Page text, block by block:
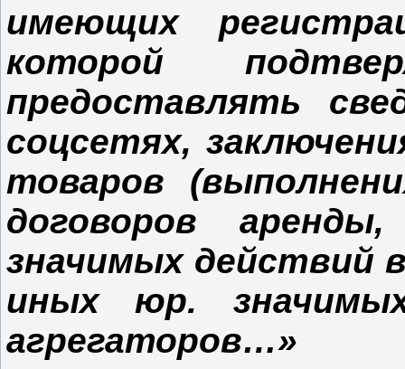
имеющих
которой
предоставлять
соцсетях,
товаров
договоров
значимых действий
иных юр.
агрегаторов…»